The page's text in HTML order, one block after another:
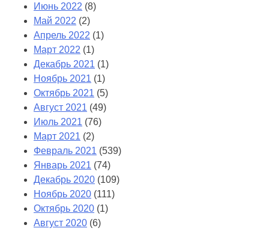
Июнь 2022 (8)
Май 2022 (2)
Апрель 2022 (1)
Март 2022 (1)
Декабрь 2021 (1)
Ноябрь 2021 (1)
Октябрь 2021 (5)
Август 2021 (49)
Июль 2021 (76)
Март 2021 (2)
Февраль 2021 (539)
Январь 2021 (74)
Декабрь 2020 (109)
Ноябрь 2020 (111)
Октябрь 2020 (1)
Август 2020 (6)